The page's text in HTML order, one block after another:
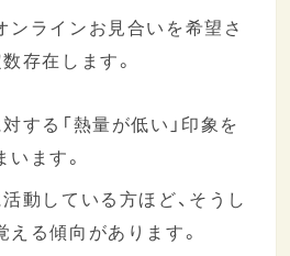
ンラインお見合いを希望さ
存在します。
する「熱量が低い」印象を
ます。
動している方ほど、そうし
る傾向があります。